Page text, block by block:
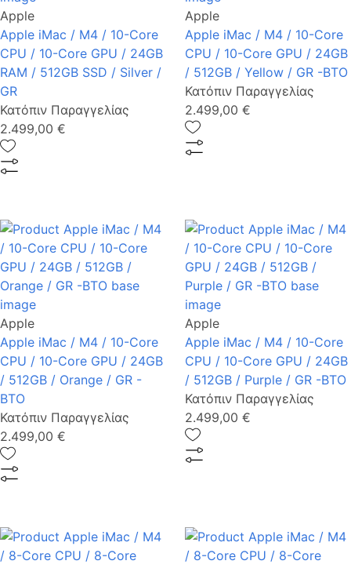
Apple
Apple iMac / M4 / 10-Core
CPU / 10-Core GPU / 24GB
RAM / 512GB SSD / Silver /
GR
Κατόπιν Παραγγελίας
2.499,00 €
Apple
Apple iMac / M4 / 10-Core
CPU / 10-Core GPU / 24GB
/ 512GB / Yellow / GR -BTO
Κατόπιν Παραγγελίας
2.499,00 €
Apple
Apple iMac / M4 / 10-Core
CPU / 10-Core GPU / 24GB
/ 512GB / Orange / GR -
BTO
Κατόπιν Παραγγελίας
2.499,00 €
Apple
Apple iMac / M4 / 10-Core
CPU / 10-Core GPU / 24GB
/ 512GB / Purple / GR -BTO
Κατόπιν Παραγγελίας
2.499,00 €